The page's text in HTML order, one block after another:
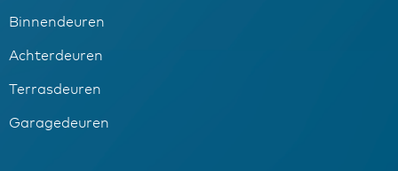
Binnendeuren
Achterdeuren
Terrasdeuren
Garagedeuren